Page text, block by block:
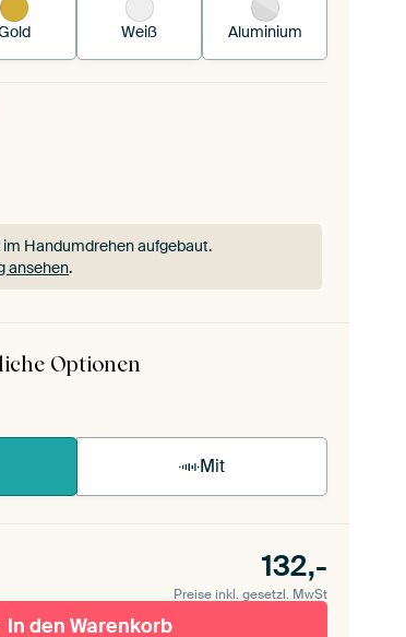
Weiß Aluminium
Handumdrehen aufgebaut.
ansehen.
Handumdrehen aufgebaut.
Optionen
Mit
132,-
Preise inkl. gesetzl. MwSt
In den Warenkorb